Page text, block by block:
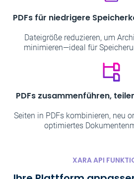
PDFs für niedrigere
Dateigröße reduzieren, um
minimieren—ideal für
PDFs zusammenführen,
Seiten in PDFs kombinieren, neu
optimiertes
XARA API